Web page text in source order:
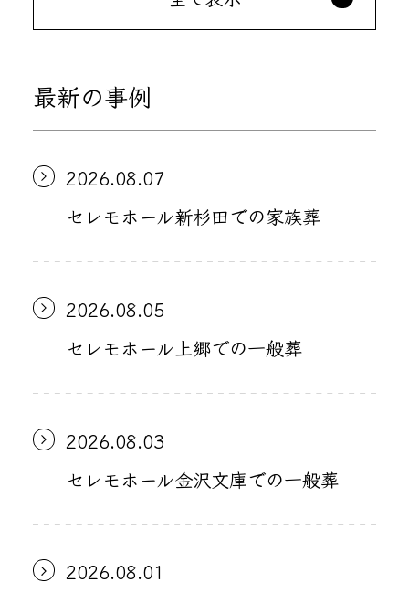
最新の事例
2026.08.07
セレモホール新杉田での家族葬
2026.08.05
セレモホール上郷での一般葬
2026.08.03
セレモホール金沢文庫での一般葬
2026.08.01